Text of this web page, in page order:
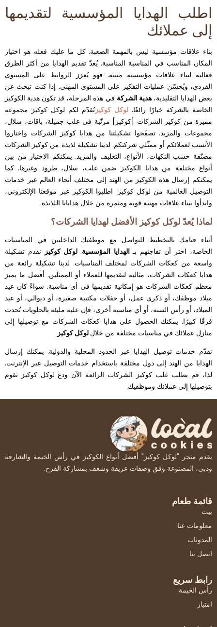
اطلب الهدايا المؤسسية لتقديمها
إلى عملائك
بناء علاقات مؤسسية ليس بالمهمة الصعبة. كل ما عليك فعله هو اختيار
المكان المناسب في المناسبة المناسبة. يُعدّ تقديم الهدايا من أكثر الطرق
فعالية لبناء علاقات مؤسسية متينة. فهو يُعزز الروابط على المستوى
الفردي، ويُحسّن عمليات التفكير على المستوى المهني. إذا كنت تبحث عن
بعض الهدايا التقليدية،هدية الشركة في هذه المرحلة، قد تكون هدية الكوكيز
الخاصة بالشركة خيارًا رائعًا.لوكل كوكيزتُقدّم لكم لوكل كوكيز مجموعة
مميزة من كوكيز الشركات [كوكيز] مرتّبة في علب جميلة، باقات، سلال،
مجموعات والمزيد. تصفّحوا تشكيلتنا من هدايا كوكيز الشركات واختاروا
الأنسب لعملائكم أو ممثّلي شركتكم. لدينا تشكيلة لذيذة من كوكيز الشركات
مصنّفة حسب النكهات، الأنواع، التغليف والمزيد. يمكنكم الاختيار من بين
أنواع مختلفة من هدايا الكوكيز ضمن علب، سلال، طرود وغيرها. كما
يمكنكم إرسال هذه الكوكيز من الهند إلى مختلف أنحاء العالم عبر خدمات
التوصيل العالمية من لوكل كوكيز. اطلبوا الكوكيز عبر موقعنا الإلكتروني،
وابدأوا ببناء علاقات مهنية قوية ومثمرة من خلال هدايانا اللذيذة.
لماذا يُعدّ لوكل كوكيز الأفضل لهدايا الشركات؟
أثناء قيامك بالتخطيط للتواصل مع موظفيك الداخليين في المناسبات
الخاصة، اختر أن تفاجئهم بـالهدايا المؤسسية.لوكل كوكيز نقدم تشكيلة
واسعة من كعكات الشركات لمختلف المناسبات. لدينا تشكيلة رائعة من
هدايا كعكات الشركات، مثالية لتقديمها للعملاء أو الممثلين. أفضل ما يميز
معظم كعكات الشركات هو إمكانية تقديمها في أي مناسبة. سواءً كان عيد
ميلاد موظفك، أو ذكرى عمل، أو حفلات مكتبية صغيرة، أو ديوالي، أو عيد
الميلاد، أو رأس السنة، أو أي مناسبة أخرى، فإن علبة مليئة بالحلويات تُحدث
فرقًا كبيرًا. يمكنك الحصول على هدايا كعكات الشركات مع توصيلها إلى
منازل عملائك في مناسبات مختلفة من خلال لوكل كوكيز
نقدّم خدمات توصيل الهدايا عبر الحدود المحلية والدولية. يمكنك إرسال
الهدايا من الهند إلى دول مختلفة باستخدام خدمات التوصيل عبر الإنترنت.
لذا، قم بطلب علب كوكيز الشركات الرائعة الآن ودع لوكل كوكيز تقوم
بتوصيلها إلى عملائك وموظفيك.
يقدم متجر "لوكل كوكيز" أفضل أنواع الكوكيز في رأس الخيمة والشارقة
ودبي، المصنوعة وفق وصفات عريقة وشغف بمشاركة الفرح.
قائمة طعام
بيت
معلومات عنا
المدونات
اتصل بنا
رابط سريع
رأس الخيمة
امتياز